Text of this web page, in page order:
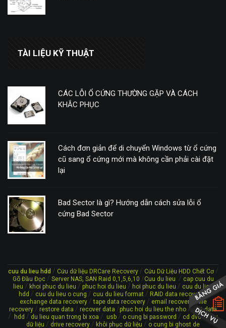
TÀI LIỆU KỸ THUẬT
CÁC LỖI Ổ CỨNG THƯỜNG GẶP VÀ CÁCH
KHẮC PHỤC
Cách đơn giản để di chuyển Windows từ ổ cứng
cũ sang ổ cứng mới mà không cần phải cài đặt
lại
Bad Sector là gì? Hướng dẫn cách sửa lỗi ổ
cứng Bad Sector
cuu du lieu hdd / Cứu dữ liệu DRCare Recovery/ Cứu Dữ Liệu HDD Chết Cơ/
Gõ Đầu Đọc/ Server NAS, SAN Raid 0,1,5,6,10 /Cuu du lieu / cap cuu du
lieu / khoi phuc du lieu / phuc hoi du lieu / hoi phuc du lieu / cuu du lieu
hdd / cuu du lieu o cung / cuu du lieu format / RAID data recovery/
exchange data recovery/tape data recovery/ email recovery /file
recovery / restore data / recover data /phuc hoi du lieu the nho / lost data
/ hdd / du lieu quan trong bi xoa / usb / o cung bi password / cd dvd/cứu
dữ liệu / drive recovery / khôi phục dữ liệu / o cung bi ghost de